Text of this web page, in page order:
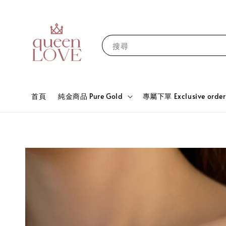
搜尋
首頁 純金商品 Pure Gold 專屬下單 Exclusive order